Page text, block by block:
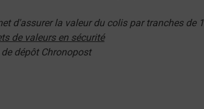
d'assurer la valeur du colis par tranches de
de valeurs en sécurité
dépôt Chronopost
onglet